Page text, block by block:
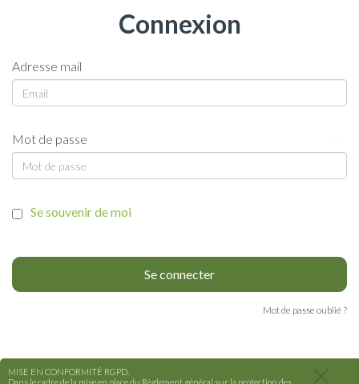
Connexion
Adresse mail
Mot de passe
Se souvenir de moi
Mot de passe oublié ?
MISE EN CONFORMITÉ RGPD.